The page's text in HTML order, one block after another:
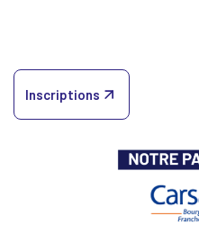
Inscriptions